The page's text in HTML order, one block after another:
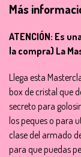
Más
ATENCIÓN: Es
la compra) La
Llega esta
box de cristal que
secreto para
los peques o para
clase del armado
para que puedas